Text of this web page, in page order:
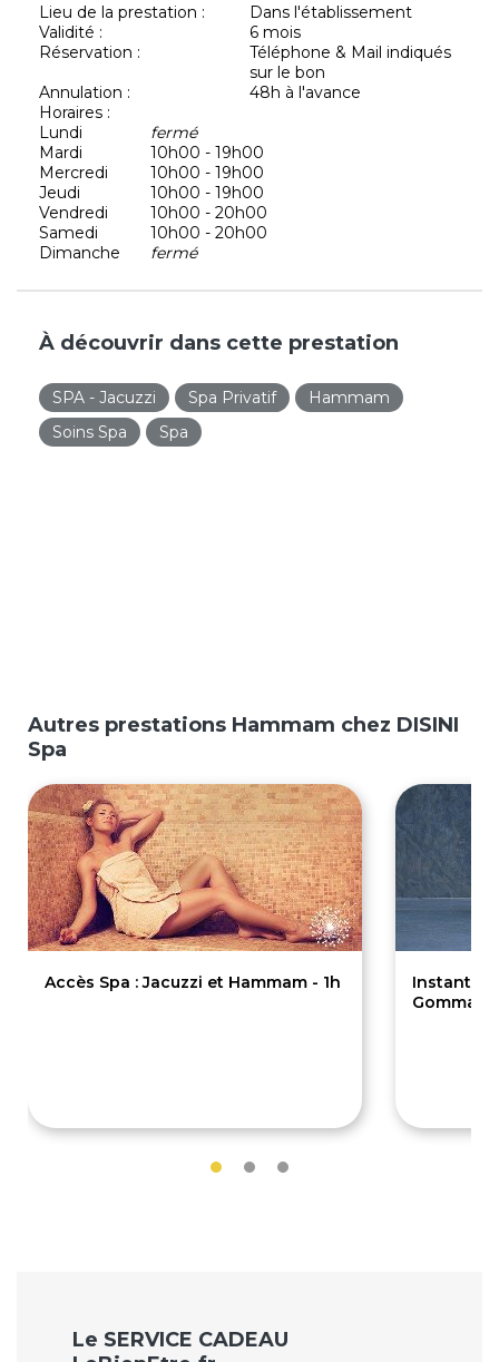
Lieu de la prestation :
Dans l'établissement
Validité :
6 mois
Réservation :
Téléphone & Mail indiqués
sur le bon
Annulation :
48h à l'avance
Horaires :
Lundi
fermé
Mardi
10h00 - 19h00
Mercredi
10h00 - 19h00
Jeudi
10h00 - 19h00
Vendredi
10h00 - 20h00
Samedi
10h00 - 20h00
Dimanche
fermé
À découvrir dans cette prestation
SPA - Jacuzzi Spa Privatif
Hammam
Soins Spa
Spa
Autres prestations Hammam chez DISINI
Spa
Accès Spa : Jacuzzi et Hammam - 1h
Instant
Le SERVICE CADEAU